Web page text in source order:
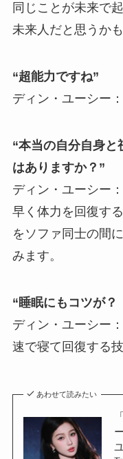
同じことが未来で
未来人だと思うか
“超能力ですね”
ディン・ユーシー
“本当の自分自身と
はありますか？”
ディン・ユーシー
早く体力を回復す
をソファ同士の間
みます。
“睡眠にもコツが？
ディン・ユーシー
速で寝て回復する技
あわせて読みたい